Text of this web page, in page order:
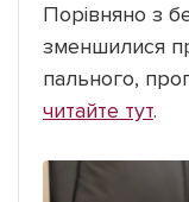
Порівняно з
зменшилися
пального,
читайте тут.